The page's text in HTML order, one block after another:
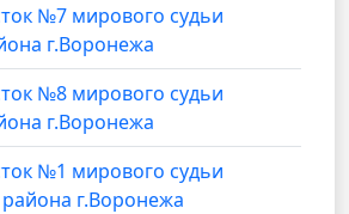
№7 мирового судьи
г.Воронежа
№8 мирового судьи
г.Воронежа
№1 мирового судьи
г.Воронежа